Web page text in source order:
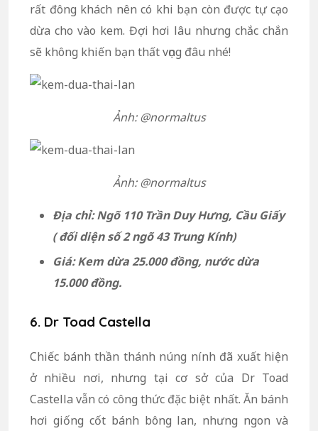
rất đông khách nên có khi bạn còn được tự cạo
dừa cho vào kem. Đợi hơi lâu nhưng chắc chắn
sẽ không khiến bạn thất vọng đâu nhé!
Ảnh: @normaltus
Ảnh: @normaltus
Địa chỉ: Ngõ 110 Trần Duy Hưng, Cầu Giấy
( đối diện số 2 ngõ 43 Trung Kính)
Giá: Kem dừa 25.000 đồng, nước dừa
15.000 đồng.
6. Dr Toad Castella
Chiếc bánh thần thánh núng nính đã xuất hiện
ở nhiều nơi, nhưng tại cơ sở của Dr Toad
Castella vẫn có công thức đặc biệt nhất. Ăn bánh
hơi giống cốt bánh bông lan, nhưng ngon và